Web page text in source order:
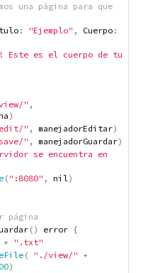
una página para que
: "Ejemplo" , Cuerpo :
Este es el cuerpo de tu
" ,
)
" , manejadorEditar)
" , manejadorGuardar)
se encuentra en
( ":8080" , nil)
página
() error {
+
".txt"
( "./view/" +
)